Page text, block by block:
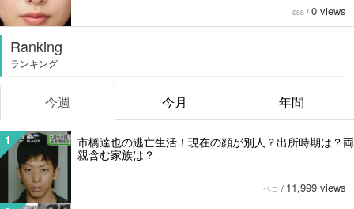
sss / 0 views
Ranking
ランキング
今週 今月 年間
1
市橋達也の逃亡生活！現在の顔が別人？出所時期は？両
親含む家族は？
ペコ / 11,999 views